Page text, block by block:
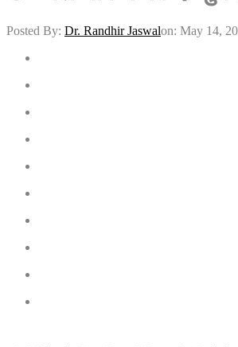
Posted By: Dr. Randhir Jaswalon: May 14,